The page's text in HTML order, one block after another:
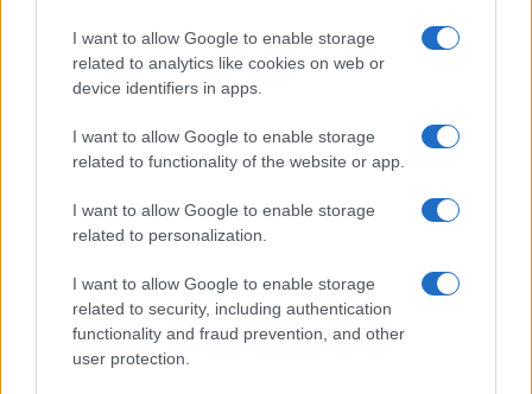
I want to allow Google to enable storage
related to analytics like cookies on web or
device identifiers in apps.
I want to allow Google to enable storage
related to functionality of the website or app.
I want to allow Google to enable storage
related to personalization.
I want to allow Google to enable storage
related to security, including authentication
functionality and fraud prevention, and other
user protection.
CHI SIAMO CONTATTI PUBBLICITÀ LAVORA CON NOI
OTTO CHANNEL